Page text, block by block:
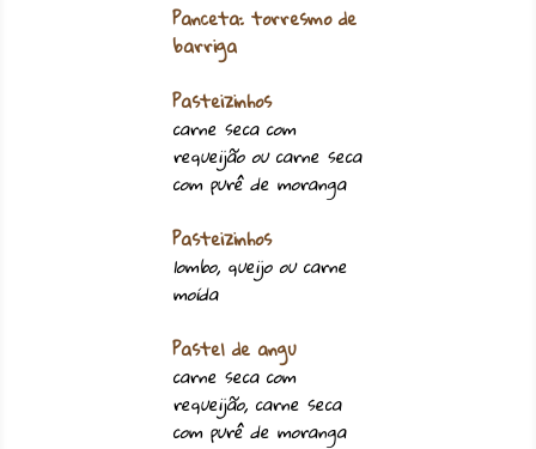
Panceta: torresmo de
barriga
Pasteizinhos
carne seca com
requeijão ou carne seca
com purê de moranga
Pasteizinhos
lombo, queijo ou carne
moída
Pastel de angu
carne seca com
requeijão, carne seca
com purê de moranga